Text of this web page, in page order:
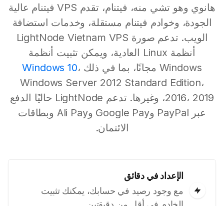
هانوي وهو تشي منه، فيتنام، تقدم VPS فيتنام عالية
الجودة، وخوادم فيتنام مستقلة، وخدمات استضافة
الويب. تدعم صورة LightNode Vietnam VPS
أنظمة Linux العادية، ويمكن تثبيت أنظمة
Windows مجانًا، بما في ذلك
Windows 10،
Windows Server 2012 Standard Edition،
2016، 2019، وغيرها. تدعم LightNode حاليًا الدفع
عبر PayPal وGoogle Pay وAli Pay وبطاقات
الائتمان.
الإعداد في دقائق
مع وجود رصيد في حسابك، يمكنك تثبيت